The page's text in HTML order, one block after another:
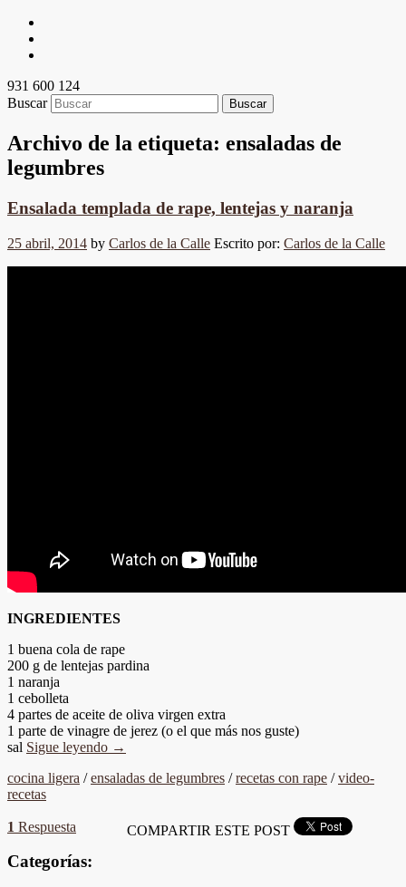
931 600 124
Buscar
Archivo de la etiqueta: ensaladas de
legumbres
Ensalada templada de rape, lentejas y naranja
25 abril, 2014 by Carlos de la Calle Escrito por: Carlos de la Calle
INGREDIENTES
1 buena cola de rape
200 g de lentejas pardina
1 naranja
1 cebolleta
4 partes de aceite de oliva virgen extra
1 parte de vinagre de jerez (o el que más nos guste)
sal Sigue leyendo →
cocina ligera /ensaladas de legumbres /recetas con rape /video-
recetas
1 Respuesta COMPARTIR ESTE POST
Categorías: